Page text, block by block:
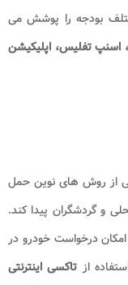
بودجه را پوشش می
اسنپ تفلیس، اپلیکیشن
از روش های نوین حمل
و گردشگران پیدا کند.
امکان درخواست خودرو در
از تاکسی اینترنتی